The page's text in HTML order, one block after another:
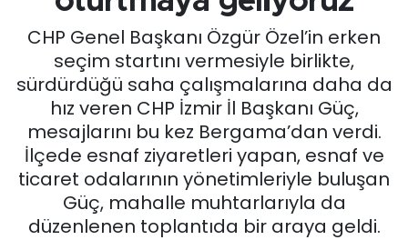
CHP Genel Başkanı Özgür Özel’in erken
seçim startını vermesiyle birlikte,
sürdürdüğü saha çalışmalarına daha da
hız veren CHP İzmir İl Başkanı Güç,
mesajlarını bu kez Bergama’dan verdi.
İlçede esnaf ziyaretleri yapan, esnaf ve
ticaret odalarının yönetimleriyle buluşan
Güç, mahalle muhtarlarıyla da
düzenlenen toplantıda bir araya geldi.
English News
GÜNCEL
KÜLTÜR SANAT
MAGAZİN
Son Dakika Haberleri
Haber Arşivi